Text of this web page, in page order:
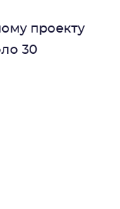
проекту
30